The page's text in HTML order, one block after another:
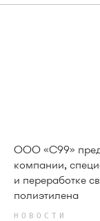
ООО «С99»
компании,
и переработке
полиэтилена
НОВОСТИ